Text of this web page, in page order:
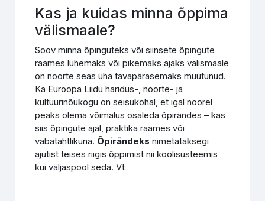
Kas ja kuidas minna õppima
välismaale?
Soov minna õpinguteks või siinsete õpingute
raames lühemaks või pikemaks ajaks välismaale
on noorte seas üha tavapärasemaks muutunud.
Ka Euroopa Liidu haridus-, noorte- ja
kultuurinõukogu on seisukohal, et igal noorel
peaks olema võimalus osaleda õpirändes – kas
siis õpingute ajal, praktika raames või
vabatahtlikuna. Õpirändeks nimetataksegi
ajutist teises riigis õppimist nii koolisüsteemis
kui väljaspool seda. Vt